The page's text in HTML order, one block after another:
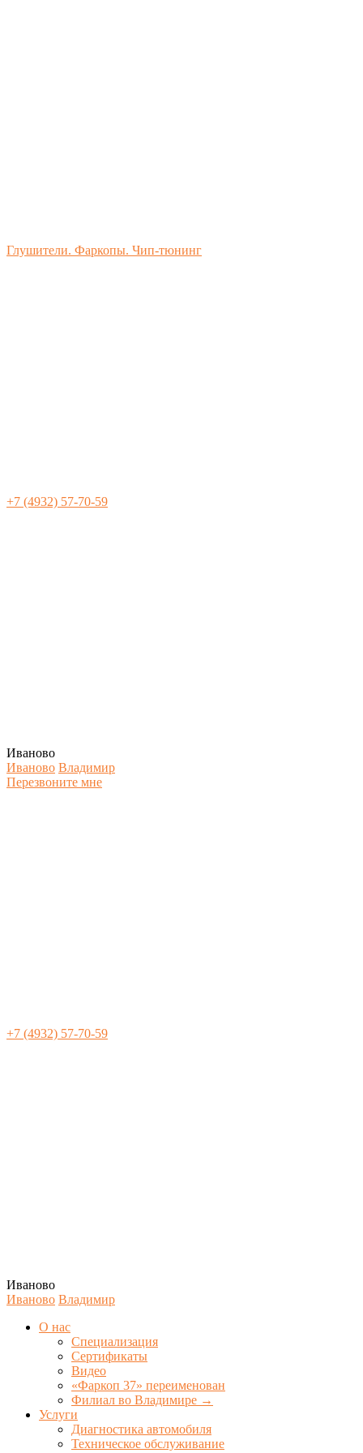
Глушители. Фаркопы. Чип-тюнинг
+7 (4932) 57-70-59
Иваново
Иваново Владимир
Перезвоните мне
+7 (4932) 57-70-59
Иваново
Иваново Владимир
О нас
Специализация
Сертификаты
Видео
«Фаркоп 37» переименован
Филиал во Владимире →
Услуги
Диагностика автомобиля
Техническое обслуживание